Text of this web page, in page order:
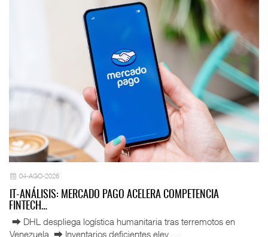
04-AGO-2026
IT-ANÁLISIS: MERCADO PAGO ACELERA COMPETENCIA
FINTECH…
⮕ DHL despliega logística humanitaria tras terremotos en
Venezuela ⮕ Inventarios deficientes elev ...